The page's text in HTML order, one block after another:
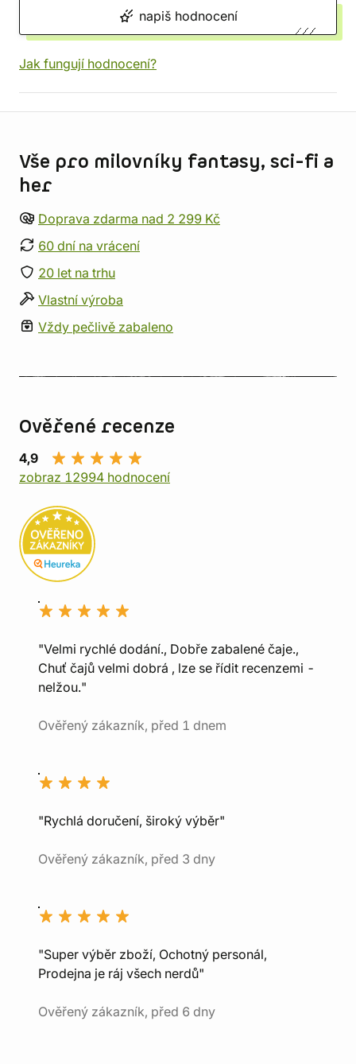
napiš hodnocení
Jak fungují hodnocení?
Vše pro milovníky fantasy, sci-fi a
her
Doprava zdarma nad 2 299 Kč
60 dní na vrácení
20 let na trhu
Vlastní výroba
Vždy pečlivě zabaleno
Ověřené recenze
4,9
zobraz 12994 hodnocení
"Velmi rychlé dodání., Dobře zabalené čaje.,
Chuť čajů velmi dobrá , lze se řídit recenzemi -
nelžou."
Ověřený zákazník, před 1 dnem
"Rychlá doručení, široký výběr"
Ověřený zákazník, před 3 dny
"Super výběr zboží, Ochotný personál,
Prodejna je ráj všech nerdů"
Ověřený zákazník, před 6 dny